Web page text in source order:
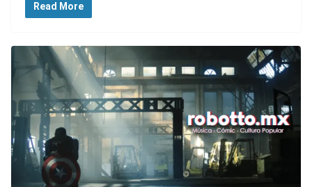
Read More